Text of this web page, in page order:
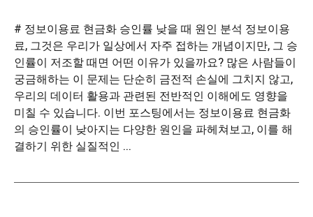
# 정보이용료 현금화 승인률 낮을 때 원인 분석 정보이용
료, 그것은 우리가 일상에서 자주 접하는 개념이지만, 그 승
인률이 저조할 때면 어떤 이유가 있을까요? 많은 사람들이
궁금해하는 이 문제는 단순히 금전적 손실에 그치지 않고,
우리의 데이터 활용과 관련된 전반적인 이해에도 영향을
미칠 수 있습니다. 이번 포스팅에서는 정보이용료 현금화
의 승인률이 낮아지는 다양한 원인을 파헤쳐보고, 이를 해
결하기 위한 실질적인 ...